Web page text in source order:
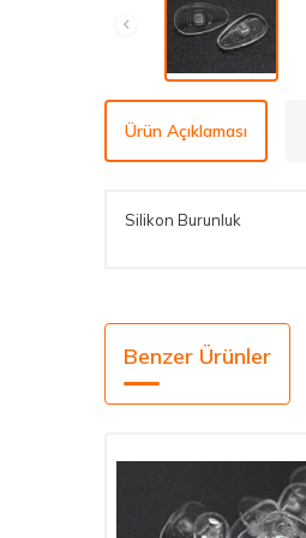
Ürün Açıklaması
Silikon Burunluk
Benzer Ürünler